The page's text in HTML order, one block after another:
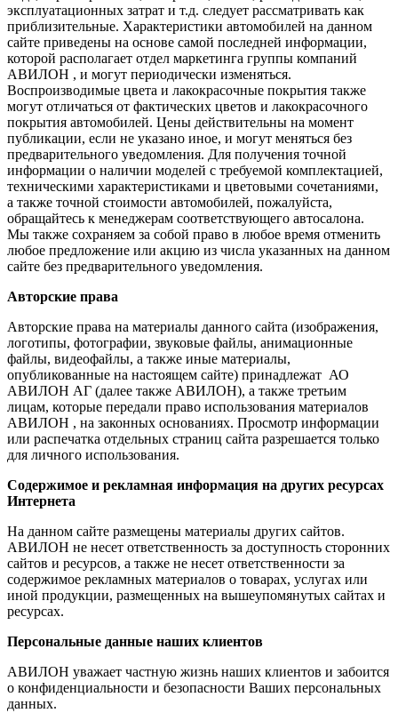
эксплуатационных затрат и т.д. следует рассматривать как
приблизительные. Характеристики автомобилей на данном
сайте приведены на основе самой последней информации,
которой располагает отдел маркетинга группы компаний
АВИЛОН , и могут периодически изменяться.
Воспроизводимые цвета и лакокрасочные покрытия также
могут отличаться от фактических цветов и лакокрасочного
покрытия автомобилей. Цены действительны на момент
публикации, если не указано иное, и могут меняться без
предварительного уведомления. Для получения точной
информации о наличии моделей с требуемой комплектацией,
техническими характеристиками и цветовыми сочетаниями,
а также точной стоимости автомобилей, пожалуйста,
обращайтесь к менеджерам соответствующего автосалона.
Мы также сохраняем за собой право в любое время отменить
любое предложение или акцию из числа указанных на данном
сайте без предварительного уведомления.
Авторские права
Авторские права на материалы данного сайта (изображения,
логотипы, фотографии, звуковые файлы, анимационные
файлы, видеофайлы, а также иные материалы,
опубликованные на настоящем сайте) принадлежат АО
АВИЛОН АГ (далее также АВИЛОН), а также третьим
лицам, которые передали право использования материалов
АВИЛОН , на законных основаниях. Просмотр информации
или распечатка отдельных страниц сайта разрешается только
для личного использования.
Содержимое и рекламная информация на других ресурсах
Интернета
На данном сайте размещены материалы других сайтов.
АВИЛОН не несет ответственность за доступность сторонних
сайтов и ресурсов, а также не несет ответственности за
содержимое рекламных материалов о товарах, услугах или
иной продукции, размещенных на вышеупомянутых сайтах и
ресурсах.
Персональные данные наших клиентов
АВИЛОН уважает частную жизнь наших клиентов и забоится
о конфиденциальности и безопасности Ваших персональных
данных.